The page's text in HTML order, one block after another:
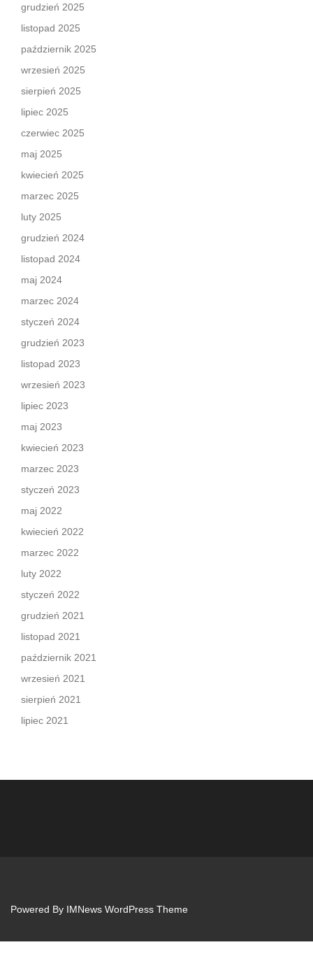
grudzień 2025
listopad 2025
październik 2025
wrzesień 2025
sierpień 2025
lipiec 2025
czerwiec 2025
maj 2025
kwiecień 2025
marzec 2025
luty 2025
grudzień 2024
listopad 2024
maj 2024
marzec 2024
styczeń 2024
grudzień 2023
listopad 2023
wrzesień 2023
lipiec 2023
maj 2023
kwiecień 2023
marzec 2023
styczeń 2023
maj 2022
kwiecień 2022
marzec 2022
luty 2022
styczeń 2022
grudzień 2021
listopad 2021
październik 2021
wrzesień 2021
sierpień 2021
lipiec 2021
Powered By IMNews WordPress Theme